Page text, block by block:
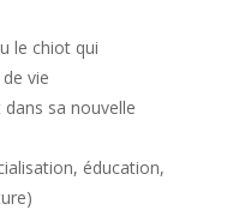
le chiot qui
vie
sa nouvelle
éducation,